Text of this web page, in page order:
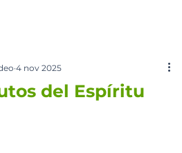
del Espíritu
4 nov 2025